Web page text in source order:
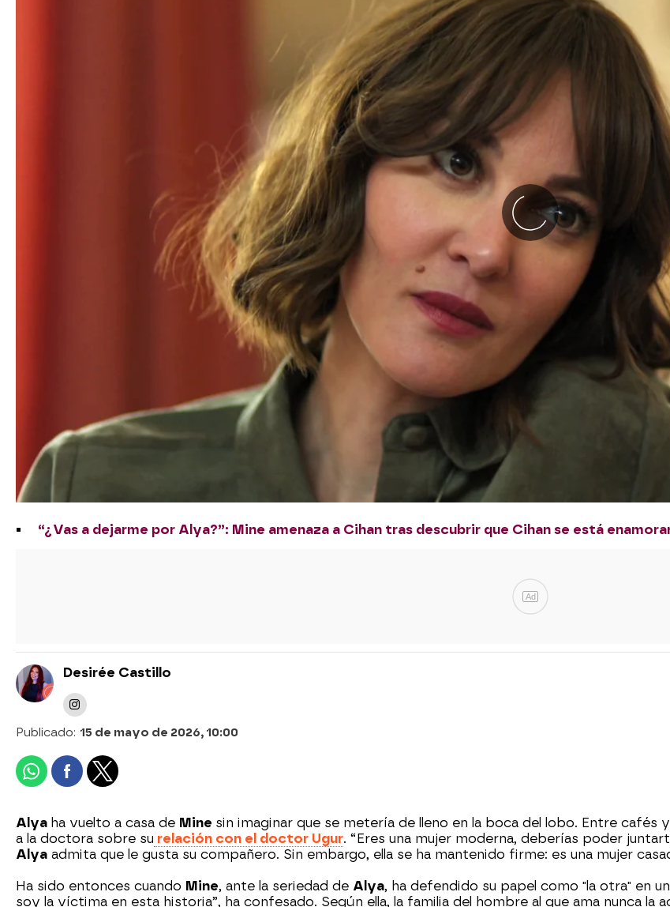
“¿Vas a dejarme por Alya?”: Mine amenaza a Cihan tras descubrir que Cihan se está
Ad
Desirée Castillo
Publicado: 15 de mayo de 2026, 10:00
Alya ha vuelto a casa de Mine sin imaginar que se metería de lleno en la boca del lobo. Entre cafés
a la doctora sobre su relación con el doctor Ugur. “Eres una mujer moderna, deberías poder
Alya admita que le gusta su compañero. Sin embargo, ella se ha mantenido firme: es una mujer
Ha sido entonces cuando Mine, ante la seriedad de Alya, ha defendido su papel como "la otra" en
soy la víctima en esta historia”, ha confesado. Según ella, la familia del hombre al que ama nunca